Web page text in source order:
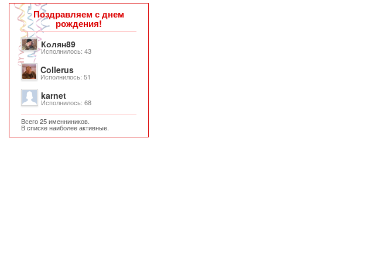
Поздравляем с днем
рождения!
Колян89
Исполнилось: 43
Collerus
Исполнилось: 51
karnet
Исполнилось: 68
Всего 25 именниников.
В списке наиболее активные.